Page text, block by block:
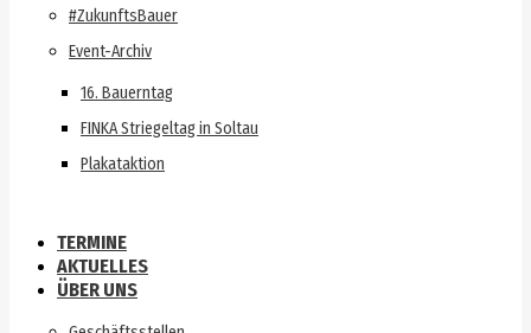
#ZukunftsBauer
Event-Archiv
16. Bauerntag
FINKA Striegeltag in Soltau
Plakataktion
TERMINE
AKTUELLES
ÜBER UNS